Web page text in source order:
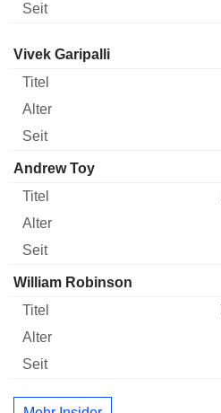
Verwaltungsratsmitglied
Vivek Garipalli
Andrew Toy
William Robinson